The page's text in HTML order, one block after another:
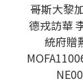
哥斯大黎
德戎訪華
統府贈